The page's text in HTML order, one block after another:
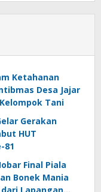
Ketahanan
Desa Jajar
Tani
Gerakan
HUT
81
Final Piala
Bonek Mania